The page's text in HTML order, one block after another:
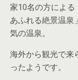
家10名の方による
あふれる絶景温泉」
気の温泉。
海外から観光で来
ったようです。